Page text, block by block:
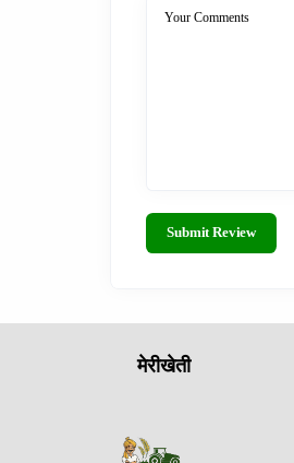
Your Comments
Submit Review
मेरीखेती